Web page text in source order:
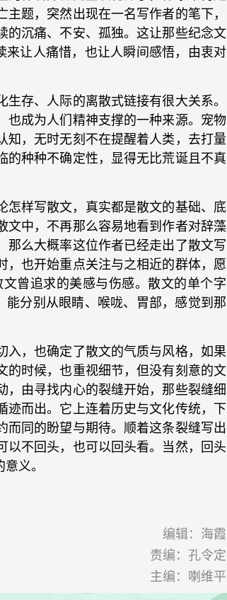
题，突然出现在一名写作者的笔下，
的沉痛、不安、孤独。这让那些纪念文
来让人痛惜，也让人瞬间感悟，由衷对
存、人际的离散式链接有很大关系。
成为人们精神支撑的一种来源。宠物
，无时无刻不在提醒着人类，去打量
种种不确定性，显得无比荒诞且不真
样写散文，真实都是散文的基础、底
中，不再那么容易地看到作者对辞藻
么大概率这位作者已经走出了散文写
也开始重点关注与之相近的群体，愿
曾追求的美感与伤感。散文的单个字
能分别从眼睛、喉咙、胃部，感觉到那
，也确定了散文的气质与风格，如果
的时候，也重视细节，但没有刻意的文
由寻找内心的裂缝开始，那些裂缝细
而出。它上连着历史与文化传统，下
同的盼望与期待。顺着这条裂缝写出
不回头，也可以回头看。当然，回头
义。
编辑：海霞
责编：孔令定
主编：喇维平